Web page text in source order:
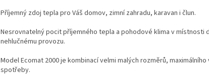
Příjemný zdoj tepla pro Váš domov, zimní zahradu, karavan i člun.
Nesrovnatelný pocit příjemného tepla a pohodové klima v místnosti
nehlučnému provozu.
Model Ecomat 2000 je kombinací velmi malých rozměrů, maximálního
spotřeby.